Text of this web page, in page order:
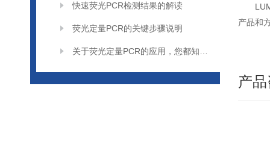
快速荧光PCR检测结果的解读
荧光定量PCR的关键步骤说明
产品和
产